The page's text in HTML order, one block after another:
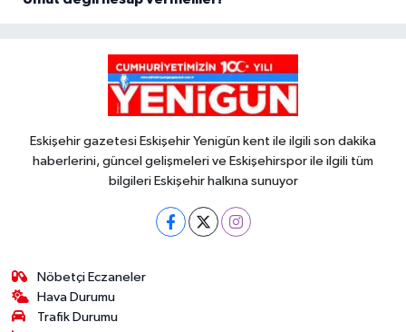
Eskişehir gazetesi Eskişehir Yenigün kent ile ilgili son dakika
haberlerini, güncel gelişmeleri ve Eskişehirspor ile ilgili tüm
bilgileri Eskişehir halkına sunuyor
Nöbetçi Eczaneler
Hava Durumu
Trafik Durumu